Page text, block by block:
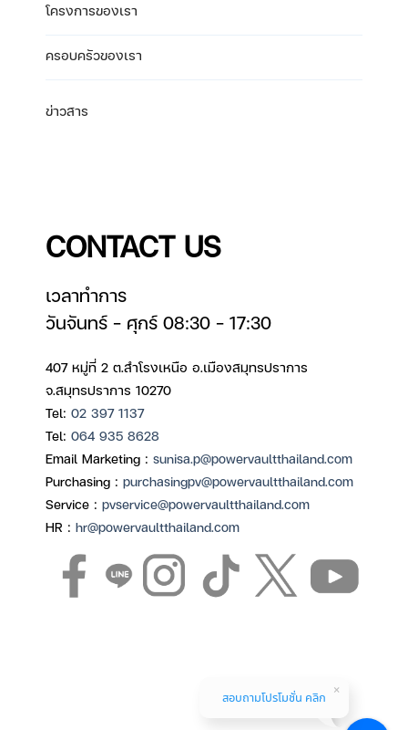
โครงการของเรา
ครอบครัวของเรา
ข่าวสาร
CONTACT US
เวลาทำการ
วันจันทร์ – ศุกร์ 08:30 – 17:30
407 หมู่ที่ 2 ต.สำโรงเหนือ อ.เมืองสมุทรปราการ
จ.สมุทรปราการ 10270
Tel: 02 397 1137
Tel: 064 935 8628
Email Marketing : sunisa.p@powervaultthailand.com
Purchasing : purchasingpv@powervaultthailand.com
Service : pvservice@powervaultthailand.com
HR : hr@powervaultthailand.com
สอบถามโปรโมชั่น คลิก